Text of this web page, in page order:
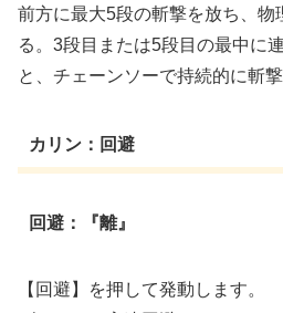
前方に最大5段の斬撃を放ち、物
る。3段目または5段目の最中に
と、チェーンソーで持続的に斬撃
カリン：回避
回避：『離』
【回避】を押して発動します。